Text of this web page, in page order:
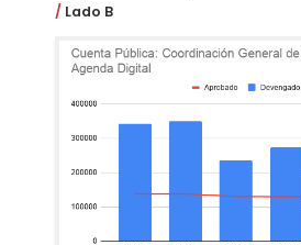
Lado B